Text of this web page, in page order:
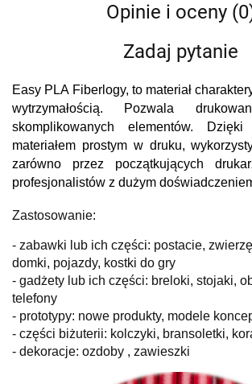
Opinie i oceny
Zadaj pytanie
Easy PLA Fiberlogy, to materiał
wytrzymałością. Pozwala
skomplikowanych elementów.
materiałem prostym w druku,
zarówno przez początkujących
profesjonalistów z dużym
Zastosowanie:
- zabawki lub ich części: postacie,
domki, pojazdy, kostki do gry
- gadżety lub ich części: breloki, stojaki,
telefony
- prototypy: nowe produkty, modele
- części biżuterii: kolczyki, bransoletki,
- dekoracje: ozdoby , zawieszki